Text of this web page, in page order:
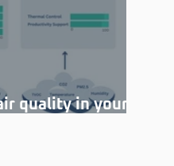
quality in your